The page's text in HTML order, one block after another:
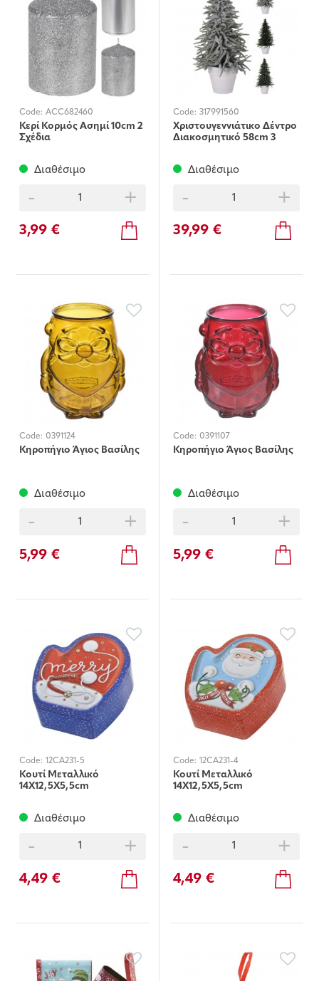
Code: ACC682460
Κερί Κορμός Ασημί 10cm 2
Σχέδια
Διαθέσιμο
- +
3,99 €
Code: 317991560
Χριστουγεννιάτικο Δέντρο
Διακοσμητικό 58cm 3
Διαθέσιμο
- +
39,99 €
Code: 0391124
Κηροπήγιο Άγιος Βασίλης
Διαθέσιμο
- +
5,99 €
Code: 0391107
Κηροπήγιο Άγιος Βασίλης
Διαθέσιμο
- +
5,99 €
Code: 12CA231-5
Κουτί Μεταλλικό
14X12,5X5,5cm
Διαθέσιμο
- +
4,49 €
Code: 12CA231-4
Κουτί Μεταλλικό
14X12,5X5,5cm
Διαθέσιμο
- +
4,49 €